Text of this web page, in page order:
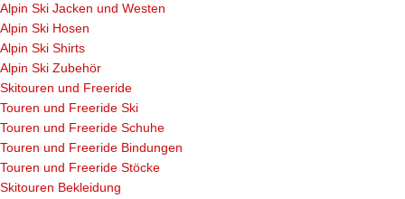
Alpin Ski Jacken und Westen
Alpin Ski Hosen
Alpin Ski Shirts
Alpin Ski Zubehör
Skitouren und Freeride
Touren und Freeride Ski
Touren und Freeride Schuhe
Touren und Freeride Bindungen
Touren und Freeride Stöcke
Skitouren Bekleidung